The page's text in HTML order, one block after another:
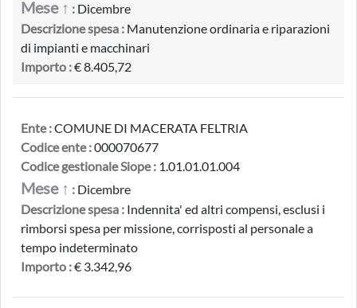
Mese ↑ : Dicembre
Descrizione spesa : Manutenzione ordinaria e riparazioni
di impianti e macchinari
Importo :€ 8.405,72
Ente :COMUNE DI MACERATA FELTRIA
Codice ente :000070677
Codice gestionale Siope : 1.01.01.01.004
Mese ↑ : Dicembre
Descrizione spesa : Indennita' ed altri compensi, esclusi i
rimborsi spesa per missione, corrisposti al personale a
tempo indeterminato
Importo :€ 3.342,96